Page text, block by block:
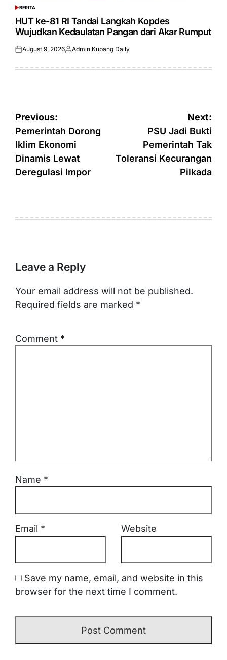
POSTED
IN
BERITA
HUT ke-81 RI Tandai Langkah Kopdes
Wujudkan Kedaulatan Pangan dari Akar Rumput
Posted
August 9, 2026Posted
Admin Kupang Daily
Post
navigation
Previous:
Pemerintah Dorong
Iklim Ekonomi
Dinamis Lewat
Deregulasi Impor
Next:
PSU Jadi Bukti
Pemerintah Tak
Toleransi Kecurangan
Pilkada
Leave a Reply
Your email address will not be published.
Required fields are marked *
Comment *
Name *
Email * Website
Save my name, email, and website in this
browser for the next time I comment.